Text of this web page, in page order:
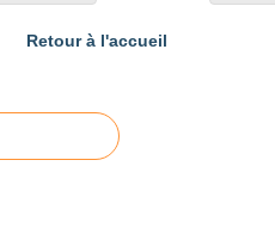
Retour à l'accueil